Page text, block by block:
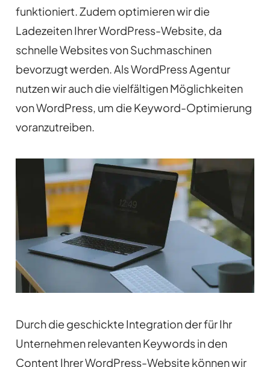
funktioniert. Zudem optimieren wir die
Ladezeiten Ihrer WordPress-Website, da
schnelle Websites von Suchmaschinen
bevorzugt werden. Als WordPress Agentur
nutzen wir auch die vielfältigen Möglichkeiten
von WordPress, um die Keyword-Optimierung
voranzutreiben.
Durch die geschickte Integration der für Ihr
Unternehmen relevanten Keywords in den
Content Ihrer WordPress-Website können wir